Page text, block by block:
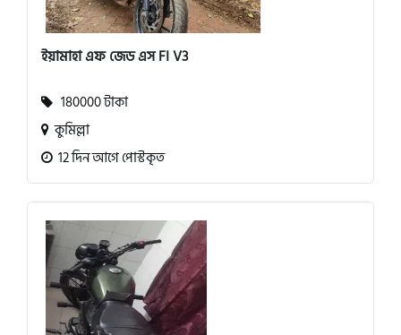
ইয়ামাহা এফ জেড এস FI V3
180000 টাকা
কুমিল্লা
12 দিন আগে পোস্টকৃত